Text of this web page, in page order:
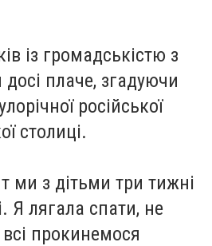
із громадськістю з
плаче, згадуючи
російської
столиці.
ми з дітьми три тижні
Я лягала спати, не
прокинемося